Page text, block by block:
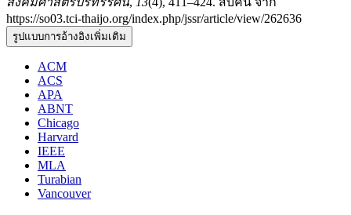
https://so03.tci-thaijo.org/index.php/jssr/article/view/262636
รูปแบบการอ้างอิงเพิ่มเติม
ACM
ACS
APA
ABNT
Chicago
Harvard
IEEE
MLA
Turabian
Vancouver